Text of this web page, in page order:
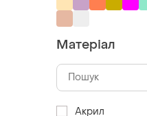
Матеріал
Акрил